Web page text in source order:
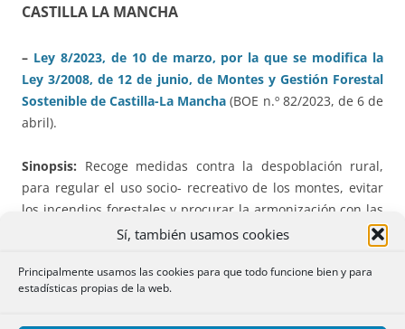
Sí, también usamos cookies
Principalmente usamos las cookies para que todo funcione bien y para
estadísticas propias de la web.
CASTILLA LA MANCHA
– Ley 8/2023, de 10 de marzo, por la que se modifica la
Ley 3/2008, de 12 de junio, de Montes y Gestión Forestal
Sostenible de Castilla-La Mancha(BOE n.º 82/2023, de 6 de
abril).
Sinopsis: Recoge medidas contra la despoblación rural,
para regular el uso socio- recreativo de los montes, evitar
los incendios forestales y procurar la armonización con las
diferentes estrategias y normas de la Unión Europea.
⇒Seránindivisibles, salvo por causa no imputable a la
persona propietaria, las parcelas forestales o de monte